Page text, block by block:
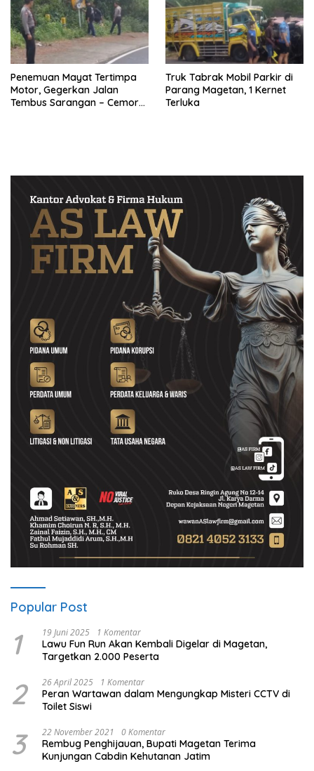
Penemuan Mayat Tertimpa
Motor, Gegerkan Jalan
Tembus Sarangan – Cemoro
Truk Tabrak Mobil Parkir di
Parang Magetan, 1 Kernet
Terluka
Popular Post
1 19 Juni 2025 1 Komentar
Lawu Fun Run Akan Kembali Digelar di Magetan,
Targetkan 2.000 Peserta
2 26 April 2025 1 Komentar
Peran Wartawan dalam Mengungkap Misteri CCTV di
Toilet Siswi
3 22 November 2021 0 Komentar
Rembug Penghijauan, Bupati Magetan Terima
Kunjungan Cabdin Kehutanan Jatim